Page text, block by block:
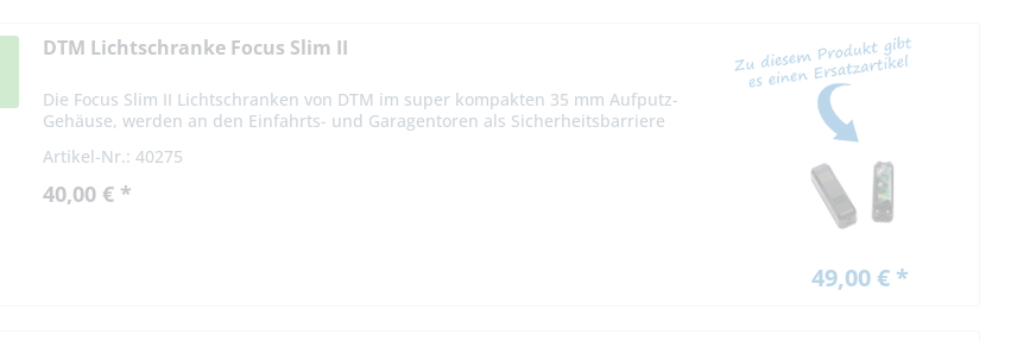
DTM Lichtschranke Focus Slim II
Die Focus Slim II Lichtschranken von DTM im super kompakten 35 mm Aufputz-
Gehäuse, werden an den Einfahrts- und Garagentoren als Sicherheitsbarriere
Artikel-Nr.: 40275
40,00 € *
49,00 € *